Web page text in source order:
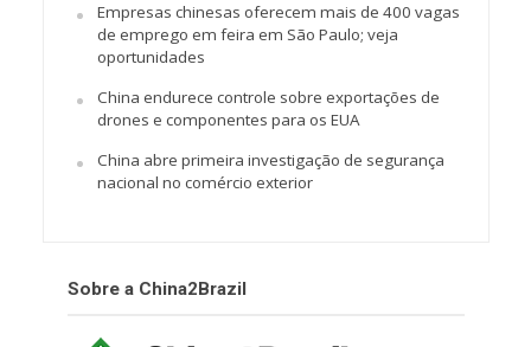
Empresas chinesas oferecem mais de 400 vagas
de emprego em feira em São Paulo; veja
oportunidades
China endurece controle sobre exportações de
drones e componentes para os EUA
China abre primeira investigação de segurança
nacional no comércio exterior
Sobre a China2Brazil